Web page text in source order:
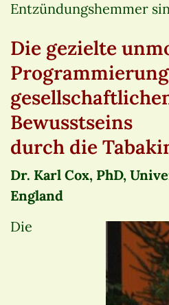
Entzündungshemmer
Die gezielte
Bewusstseins
durch die
Dr. Karl Cox, PhD,
England
Die